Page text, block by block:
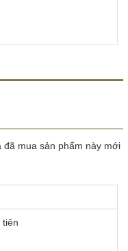
mua sản phẩm này mới
tiên